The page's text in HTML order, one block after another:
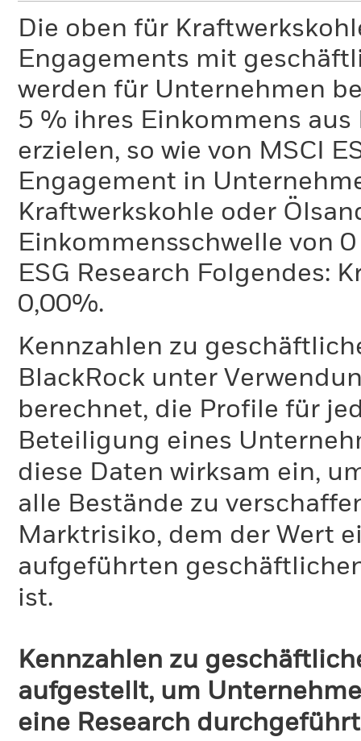
Die oben für
Engagements mit
werden für Unternehmen
5 % ihres Einkommens
erzielen, so wie von MSCI
Engagement in
Kraftwerkskohle oder
Einkommensschwelle von
ESG Research Folgendes:
0,00%.
Kennzahlen zu
BlackRock unter
berechnet, die Profile für
Beteiligung eines
diese Daten wirksam ein,
alle Bestände zu
Marktrisiko, dem der Wert
aufgeführten
ist.
Kennzahlen zu
aufgestellt, um
eine Research